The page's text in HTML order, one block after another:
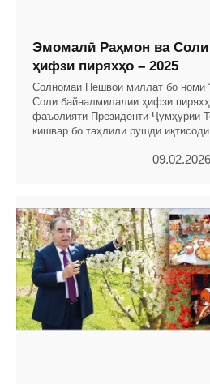
Эмомалӣ Раҳмон ва
ҳифзи пиряхҳо – 2025
Солномаи Пешвои миллат бо номи
Соли байналмилалии ҳифзи
фаъолияти Президенти Ҷумҳурии
кишвар бо таҳлили рушди
09.02.2026